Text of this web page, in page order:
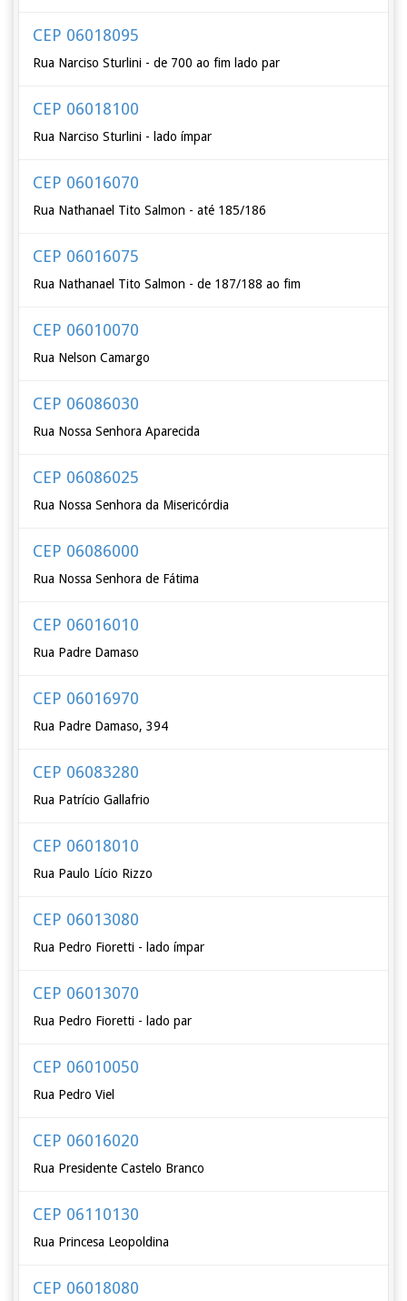
CEP 06018095
Rua Narciso Sturlini - de 700 ao fim lado par
CEP 06018100
Rua Narciso Sturlini - lado ímpar
CEP 06016070
Rua Nathanael Tito Salmon - até 185/186
CEP 06016075
Rua Nathanael Tito Salmon - de 187/188 ao fim
CEP 06010070
Rua Nelson Camargo
CEP 06086030
Rua Nossa Senhora Aparecida
CEP 06086025
Rua Nossa Senhora da Misericórdia
CEP 06086000
Rua Nossa Senhora de Fátima
CEP 06016010
Rua Padre Damaso
CEP 06016970
Rua Padre Damaso, 394
CEP 06083280
Rua Patrício Gallafrio
CEP 06018010
Rua Paulo Lício Rizzo
CEP 06013080
Rua Pedro Fioretti - lado ímpar
CEP 06013070
Rua Pedro Fioretti - lado par
CEP 06010050
Rua Pedro Viel
CEP 06016020
Rua Presidente Castelo Branco
CEP 06110130
Rua Princesa Leopoldina
CEP 06018080